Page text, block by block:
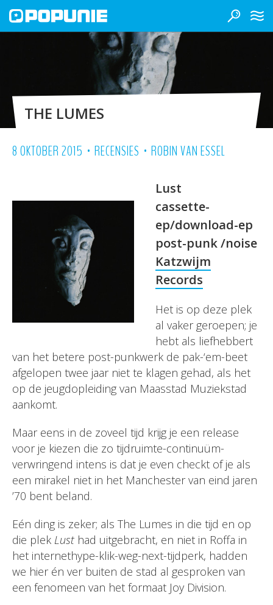
THE LUMES
8 OKTOBER 2015 • RECENSIES • ROBIN VAN ESSEL
Lust
cassette-
ep/download-ep
post-punk /noise
Katzwijm
Records
Het is op deze plek
al vaker geroepen; je
hebt als liefhebbert
van het betere post-punkwerk de pak-‘em-beet
afgelopen twee jaar niet te klagen gehad, als het
op de jeugdopleiding van Maasstad Muziekstad
aankomt.
Maar eens in de zoveel tijd krijg je een release
voor je kiezen die zo tijdruimte-continuüm-
verwringend intens is dat je even checkt of je als
een mirakel niet in het Manchester van eind jaren
’70 bent beland.
Eén ding is zeker; als The Lumes in die tijd en op
die plek Lust had uitgebracht, en niet in Roffa in
het internethype-klik-weg-next-tijdperk, hadden
we hier én ver buiten de stad al gesproken van
een fenomeen van het formaat Joy Division.